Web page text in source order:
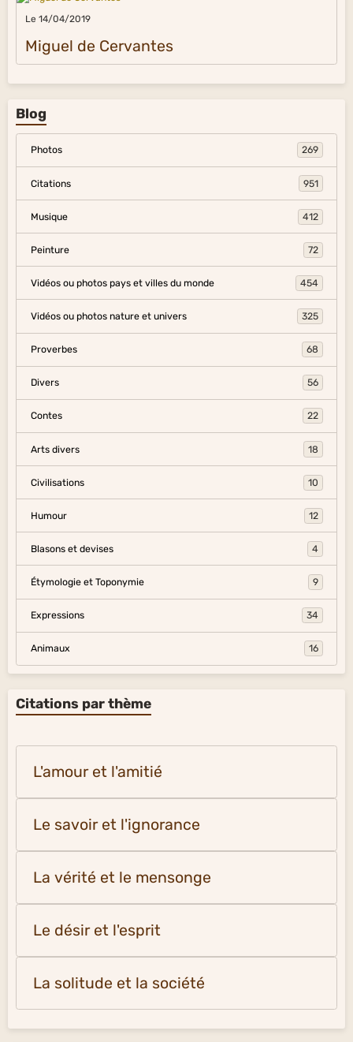
Le 14/04/2019
Miguel de Cervantes
Blog
Photos 269
Citations 951
Musique 412
Peinture 72
Vidéos ou photos pays et villes du monde 454
Vidéos ou photos nature et univers 325
Proverbes 68
Divers 56
Contes 22
Arts divers 18
Civilisations 10
Humour 12
Blasons et devises 4
Étymologie et Toponymie 9
Expressions 34
Animaux 16
Citations par thème
L'amour et l'amitié
Le savoir et l'ignorance
La vérité et le mensonge
Le désir et l'esprit
La solitude et la société